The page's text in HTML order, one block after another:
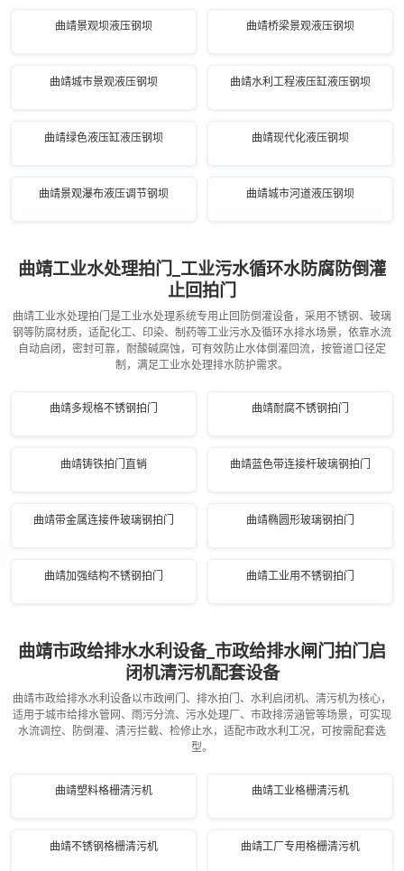
曲靖景观坝液压钢坝 曲靖桥梁景观液压钢坝
曲靖城市景观液压钢坝 曲靖水利工程液压缸液压钢坝
曲靖绿色液压缸液压钢坝 曲靖现代化液压钢坝
曲靖景观瀑布液压调节钢坝 曲靖城市河道液压钢坝
曲靖工业水处理拍门_工业污水循环水防腐防倒灌
止回拍门
曲靖工业水处理拍门是工业水处理系统专用止回防倒灌设备，采用不锈钢、玻璃
钢等防腐材质，适配化工、印染、制药等工业污水及循环水排水场景，依靠水流
自动启闭，密封可靠，耐酸碱腐蚀，可有效防止水体倒灌回流，按管道口径定
制，满足工业水处理排水防护需求。
曲靖多规格不锈钢拍门 曲靖耐腐不锈钢拍门
曲靖铸铁拍门直销 曲靖蓝色带连接杆玻璃钢拍门
曲靖带金属连接件玻璃钢拍门 曲靖椭圆形玻璃钢拍门
曲靖加强结构不锈钢拍门 曲靖工业用不锈钢拍门
曲靖市政给排水水利设备_市政给排水闸门拍门启
闭机清污机配套设备
曲靖市政给排水水利设备以市政闸门、排水拍门、水利启闭机、清污机为核心，
适用于城市给排水管网、雨污分流、污水处理厂、市政排涝涵管等场景，可实现
水流调控、防倒灌、清污拦截、检修止水，适配市政水利工况，可按需配套选
型。
曲靖塑料格栅清污机 曲靖工业格栅清污机
曲靖不锈钢格栅清污机 曲靖工厂专用格栅清污机